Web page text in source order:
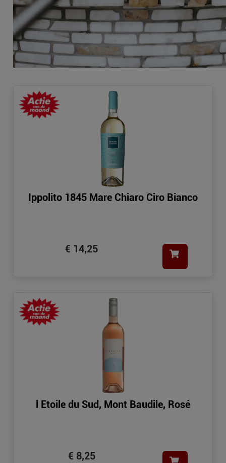
Ippolito 1845 Mare Chiaro Ciro Bianco
€ 14,25
l Etoile du Sud, Mont Baudile, Rosé
€ 8,25